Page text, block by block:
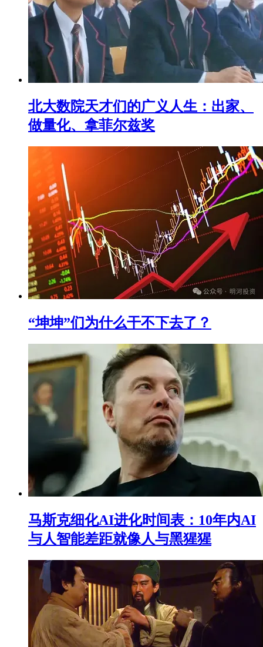
北大数院天才们的广义人生：出家、
做量化、拿菲尔兹奖
“坤坤”们为什么干不下去了？
马斯克细化AI进化时间表：10年内AI
与人智能差距就像人与黑猩猩